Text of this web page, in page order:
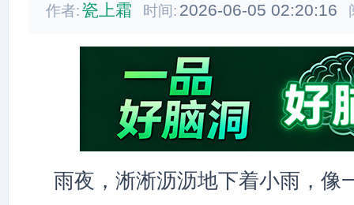
作者:瓷上霜 时间: 2026-06-05 02:20:16
雨夜，淅淅沥沥地下着小雨，像